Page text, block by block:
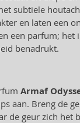
subtiele
en laten een
een parfum; het
benadrukt.
Armaf
aan. Breng de
de geur zich het